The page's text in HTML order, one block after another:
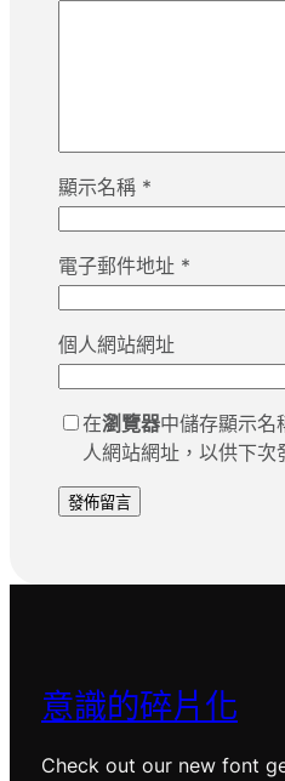
顯示名稱 *
電子郵件地址 *
個人網站網址
在瀏覽器中儲存顯示名
人網站網址，以供下次
意識的碎片化
Check out our new font